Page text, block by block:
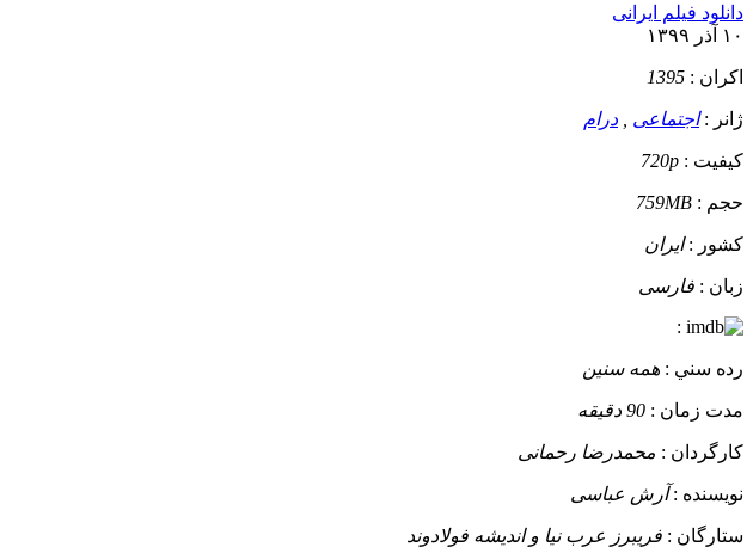
دانلود فیلم ایرانی
۱۰ آذر ۱۳۹۹
اکران : 1395
ژانر :اجتماعی درام
کيفيت : 720p
حجم : 759MB
کشور :ایران
زبان : فارسی
:
رده سني : همه سنین
مدت زمان : 90 دقیقه
کارگردان : محمدرضا رحمانی
نويسنده :آرش عباسی
ستارگان : فریبرز عرب نیا و اندیشه فولادوند